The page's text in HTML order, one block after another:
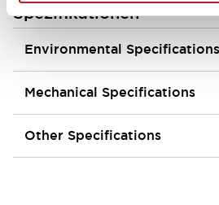
Spezifikationen
Environmental Specifications
Mechanical Specifications
Other Specifications